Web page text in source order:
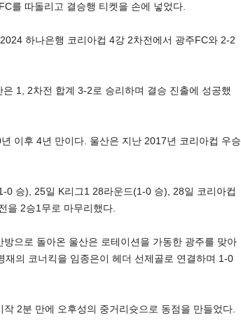
를 따돌리고 결승행 티켓을 손에 넣었다.
하나은행 코리아컵 4강 2차전에서 광주FC와 2-2
1, 2차전 합계 3-2로 승리하며 결승 진출에 성공했
이후 4년 만이다. 울산은 지난 2017년 코리아컵 우승
0 승), 25일 K리그1 28라운드(1-0 승), 28일 코리아컵
을 2승1무로 마무리했다.
으로 돌아온 울산은 로테이션을 가동한 광주를 맞아
의 코너킥을 임종은이 헤더 선제골로 연결하며 1-0
2분 만에 오후성의 중거리슛으로 동점을 만들었다.